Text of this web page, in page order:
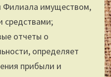
Филиала имуществом,
отчеты о
определяет
прибыли и